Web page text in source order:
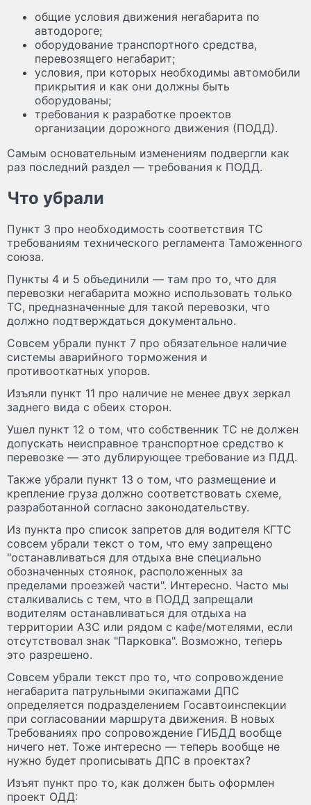
общие условия движения негабарита по
автодороге;
оборудование транспортного средства,
перевозящего негабарит;
условия, при которых необходимы автомобили
прикрытия и как они должны быть
оборудованы;
требования к разработке проектов
организации дорожного движения (ПОДД).
Самым основательным изменениям подвергли как
раз последний раздел — требования к ПОДД.
Что убрали
Пункт 3 про необходимость соответствия ТС
требованиям технического регламента Таможенного
союза.
Пункты 4 и 5 объединили — там про то, что для
перевозки негабарита можно использовать только
ТС, предназначенные для такой перевозки, что
должно подтверждаться документально.
Совсем убрали пункт 7 про обязательное наличие
системы аварийного торможения и
противооткатных упоров.
Изъяли пункт 11 про наличие не менее двух зеркал
заднего вида с обеих сторон.
Ушел пункт 12 о том, что собственник ТС не должен
допускать неисправное транспортное средство к
перевозке — это дублирующее требование из ПДД.
Также убрали пункт 13 о том, что размещение и
крепление груза должно соответствовать схеме,
разработанной согласно законодательству.
Из пункта про список запретов для водителя КГТС
совсем убрали текст о том, что ему запрещено
"останавливаться для отдыха вне специально
обозначенных стоянок, расположенных за
пределами проезжей части". Интересно. Часто мы
сталкивались с тем, что в ПОДД запрещали
водителям останавливаться для отдыха на
территории АЗС или рядом с кафе/мотелями, если
отсутствовал знак "Парковка". Возможно, теперь
это разрешено.
Совсем убрали текст про то, что сопровождение
негабарита патрульными экипажами ДПС
определяется подразделением Госавтоинспекции
при согласовании маршрута движения. В новых
Требованиях про сопровождение ГИБДД вообще
ничего нет. Тоже интересно — теперь вообще не
нужно будет прописывать ДПС в проектах?
Изъят пункт про то, как должен быть оформлен
проект ОДД: